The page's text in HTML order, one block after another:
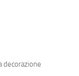
decorazione